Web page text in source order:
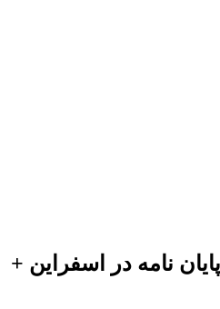
نامه در اسفراین +